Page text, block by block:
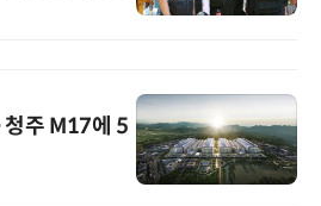
청주 M17에 5